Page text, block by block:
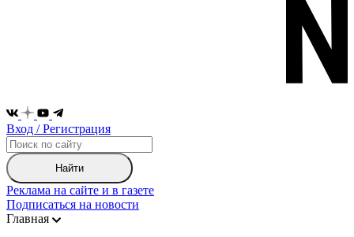
Вход / Регистрация
Найти
Реклама на сайте и в газете
Подписаться на новости
Главная